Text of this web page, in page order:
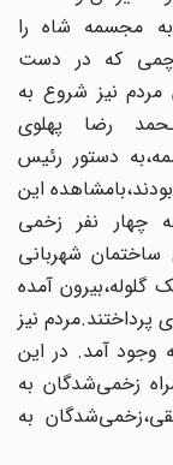
شاه را
پرچمی که در دست‌‌
نیز شروع به
رضا پهلوی
دستور‌ رئیس‌
این‌
چهار نفر زخمی
شهربانی‌‌
آمده‌
نیز
آمد‌. در‌ این
زخمی‌شدگان به
از دقایقی،زخمی‌شدگان به